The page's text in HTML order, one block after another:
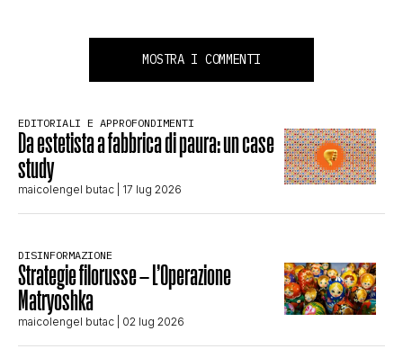
MOSTRA I COMMENTI
EDITORIALI E APPROFONDIMENTI
Da estetista a fabbrica di paura: un case
study
maicolengel butac | 17 lug 2026
DISINFORMAZIONE
Strategie filorusse – L’Operazione
Matryoshka
maicolengel butac | 02 lug 2026